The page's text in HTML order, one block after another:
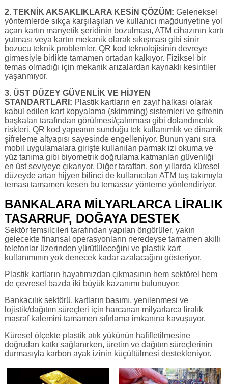
2. TEKNİK AKSAKLIKLARA KESİN ÇÖZÜM: Geleneksel
yöntemlerde sıkça karşılaşılan ve kullanıcı mağduriyetine yol
açan kartın manyetik şeridinin bozulması, ATM cihazının kartı
yutması veya kartın mekanik olarak sıkışması gibi sinir
bozucu teknik problemler, QR kod teknolojisinin devreye
girmesiyle birlikte tamamen ortadan kalkıyor. Fiziksel bir
temas olmadığı için mekanik arızalardan kaynaklı kesintiler
yaşanmıyor.
3. ÜST DÜZEY GÜVENLİK VE HİJYEN
STANDARTLARI: Plastik kartların en zayıf halkası olarak
kabul edilen kart kopyalama (skimming) sistemleri ve şifrenin
başkaları tarafından görülmesi/çalınması gibi dolandırıcılık
riskleri, QR kod yapısının sunduğu tek kullanımlık ve dinamik
şifreleme altyapısı sayesinde engelleniyor. Bunun yanı sıra
mobil uygulamalara girişte kullanılan parmak izi okuma ve
yüz tanıma gibi biyometrik doğrulama katmanları güvenliği
en üst seviyeye çıkarıyor. Diğer taraftan, son yıllarda küresel
düzeyde artan hijyen bilinci de kullanıcıları ATM tuş takımıyla
teması tamamen kesen bu temassız yönteme yönlendiriyor.
BANKALARA MİLYARLARCA LİRALIK
TASARRUF, DOĞAYA DESTEK
Sektör temsilcileri tarafından yapılan öngörüler, yakın
gelecekte finansal operasyonların neredeyse tamamen akıllı
telefonlar üzerinden yürütüleceğini ve plastik kart
kullanımının yok denecek kadar azalacağını gösteriyor.
Plastik kartların hayatımızdan çıkmasının hem sektörel hem
de çevresel bazda iki büyük kazanımı bulunuyor:
Bankacılık sektörü, kartların basımı, yenilenmesi ve
lojistik/dağıtım süreçleri için harcanan milyarlarca liralık
masraf kalemini tamamen sıfırlama imkanına kavuşuyor.
Küresel ölçekte plastik atık yükünün hafifletilmesine
doğrudan katkı sağlanırken, üretim ve dağıtım süreçlerinin
durmasıyla karbon ayak izinin küçültülmesi destekleniyor.